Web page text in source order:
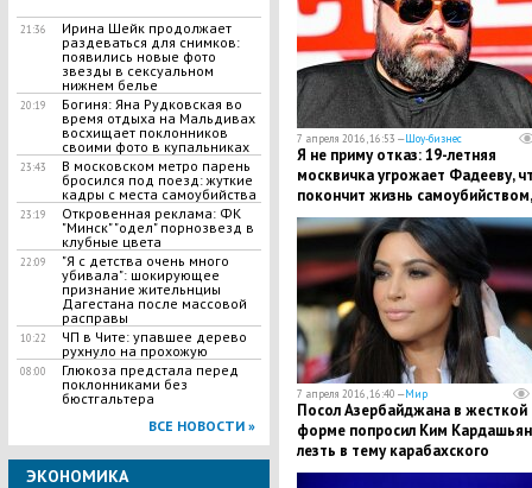
21:36
Ирина Шейк продолжает
раздеваться для снимков:
появились новые фото
звезды в сексуальном
нижнем белье
20:19
Богиня: Яна Рудковская во
время отдыха на Мальдивах
восхищает поклонников
своими фото в купальниках
23:43
В московском метро парень
бросился под поезд: жуткие
кадры с места самоубийства
23:19
Откровенная реклама: ФК
"Минск" "одел" порнозвезд в
клубные цвета
22:09
"Я с детства очень много
убивала": шокирующее
признание жительнциы
Дагестана после массовой
расправы
10:22
ЧП в Чите: упавшее дерево
рухнуло на прохожую
08:00
Глюкоза предстала перед
поклонниками без
бюстгальтера
ВСЕ НОВОСТИ »
ЭКОНОМИКА
7 апреля 2016, 16:53 —Шоу-бизнес
Я не приму отказ: 19-летняя
москвичка угрожает Фадееву,
покончит жизнь самоубийством,
если ее не возьмут в SEREBRO
7 апреля 2016, 16:40 —Мир
Посол Азербайджана в жесткой
форме попросил Ким
лезть в тему карабахского
конфликта